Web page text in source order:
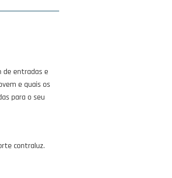
de entradas e
e quais os
para o seu
contraluz.